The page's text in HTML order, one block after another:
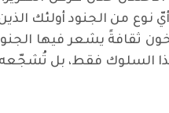
نوع من الجنود أولئك
يرسّخون ثقافةً يشعر
هذا السلوك فقط، بل